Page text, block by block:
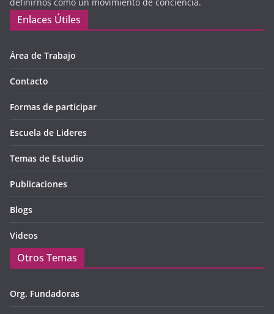
Enlaces Útiles
Área de Trabajo
Contacto
Formas de participar
Escuela de Lideres
Temas de Estudio
Publicaciones
Blogs
Videos
Otros Temas
Org. Fundadoras